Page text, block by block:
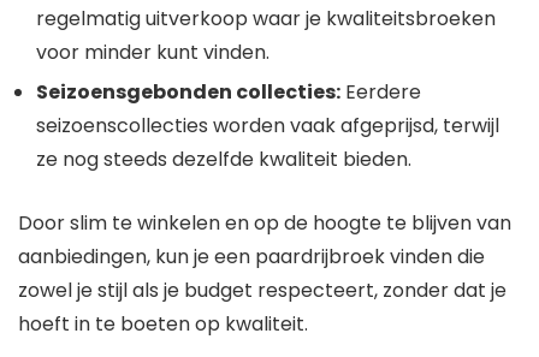
regelmatig uitverkoop waar je kwaliteitsbroeken
voor minder kunt vinden.
Seizoensgebonden collecties: Eerdere
seizoenscollecties worden vaak afgeprijsd, terwijl
ze nog steeds dezelfde kwaliteit bieden.
Door slim te winkelen en op de hoogte te blijven van
aanbiedingen, kun je een paardrijbroek vinden die
zowel je stijl als je budget respecteert, zonder dat je
hoeft in te boeten op kwaliteit.